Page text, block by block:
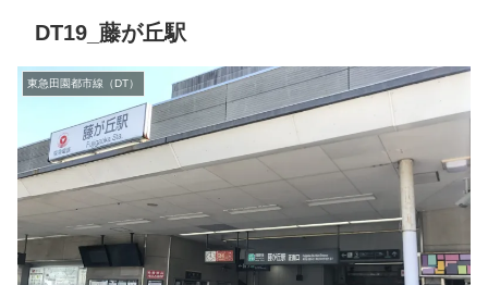
DT19_藤が丘駅
東急田園都市線（DT）